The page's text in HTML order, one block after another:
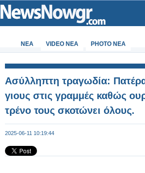
ΝΕΑ VIDEO NEA PHOTO NEA
Ασύλληπτη τραγωδία:
γιους στις γραμμές καθώς
τρένο τους σκοτώνει όλους.
2025-06-11 10:19:44